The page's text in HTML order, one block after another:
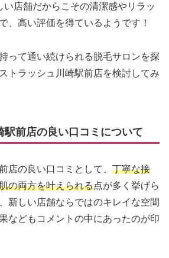
い店舗だからこその清潔感やリラッ
、高い評価を得ているようです！
って通い続けられる脱毛サロンを探
トラッシュ川崎駅前店を検討してみ
駅前店の良い口コミについて
店の良い口コミとして、 丁寧な接
の両方を叶えられる点が多く挙げら
新しい店舗ならではのキレイな空間
などもコメントの中にあったのが印